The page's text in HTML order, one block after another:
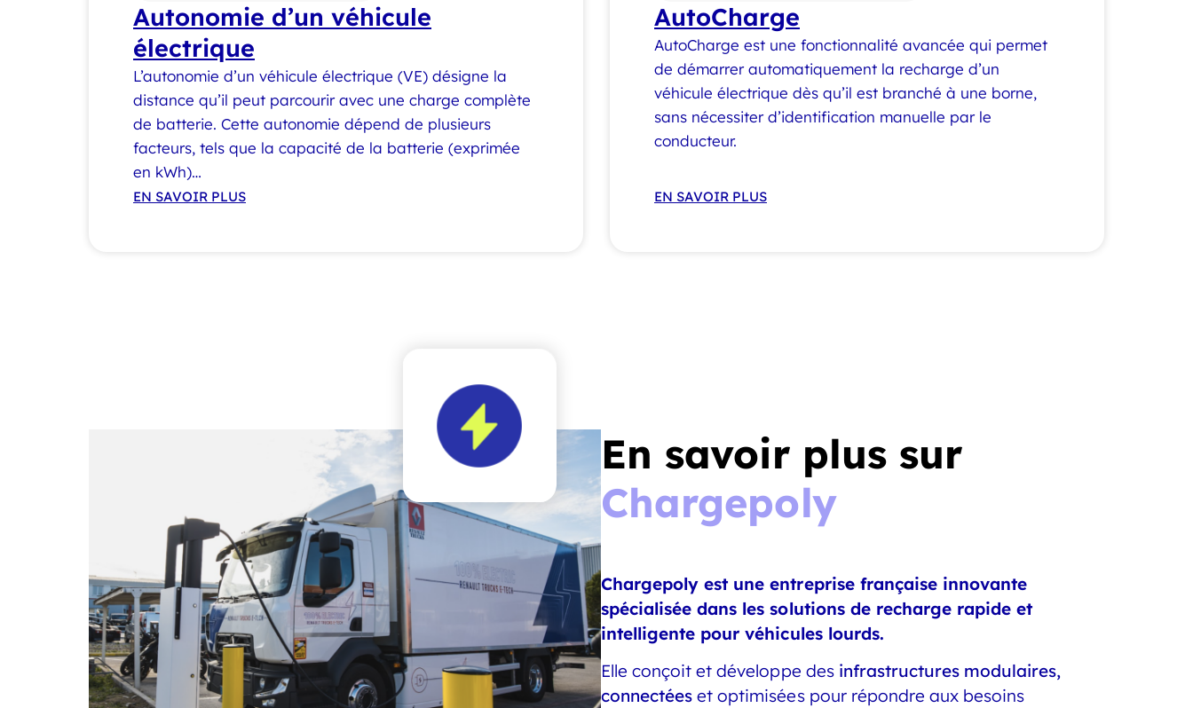
Autonomie d’un véhicule
électrique
L’autonomie d’un véhicule électrique (VE) désigne la
distance qu’il peut parcourir avec une charge complète
de batterie. Cette autonomie dépend de plusieurs
facteurs, tels que la capacité de la batterie (exprimée
en kWh)…
EN SAVOIR PLUS
AutoCharge
AutoCharge est une fonctionnalité avancée qui permet
de démarrer automatiquement la recharge d’un
véhicule électrique dès qu’il est branché à une borne,
sans nécessiter d’identification manuelle par le
conducteur.
EN SAVOIR PLUS
En savoir plus sur
Chargepoly
Chargepoly est une entreprise française innovante
spécialisée dans les solutions de recharge rapide et
intelligente pour véhicules lourds.
Elle conçoit et développe des infrastructures modulaires,
connectées et optimisées pour répondre aux besoins